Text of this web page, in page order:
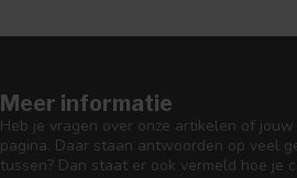
Meer informatie
Heb je vragen over onze artikelen of
pagina. Daar staan antwoorden op veel
tussen? Dan staat er ook vermeld hoe je